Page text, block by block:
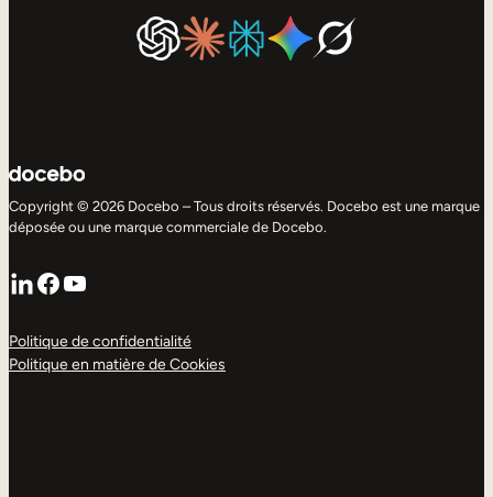
Copyright © 2026 Docebo – Tous droits réservés. Docebo est une marque
déposée ou une marque commerciale de Docebo.
LinkedIn
Facebook
YouTube
Politique de confidentialité
Politique en matière de Cookies